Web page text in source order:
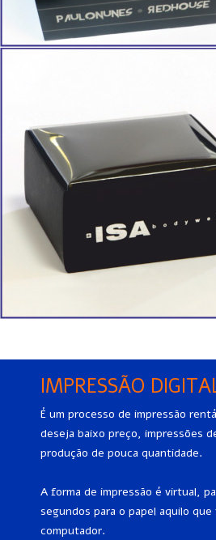
IMPRESSÃO
É um processo de impressão
deseja baixo preço, impressões
produção de pouca quantidade.
A forma de impressão é virtual,
segundos para o papel aquilo que
computador.